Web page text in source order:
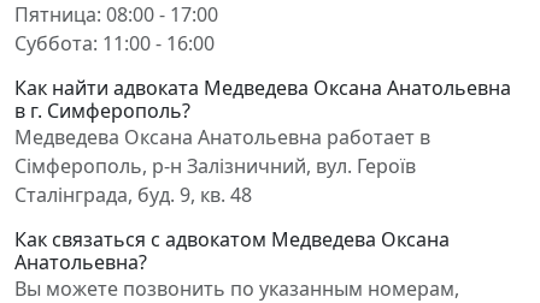
Пятница: 08:00 - 17:00
Суббота: 11:00 - 16:00
Как найти адвоката Медведева Оксана Анатольевна
в г. Симферополь?
Медведева Оксана Анатольевна работает в
Сімферополь, р-н Залізничний, вул. Героїв
Сталінграда, буд. 9, кв. 48
Как связаться с адвокатом Медведева Оксана
Анатольевна?
Вы можете позвонить по указанным номерам,